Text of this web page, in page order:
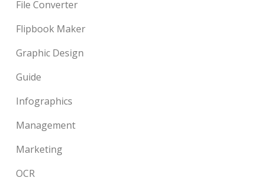
File Converter
Flipbook Maker
Graphic Design
Guide
Infographics
Management
Marketing
OCR